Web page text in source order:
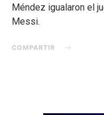
Méndez igualaron el
Messi.
COMPARTIR